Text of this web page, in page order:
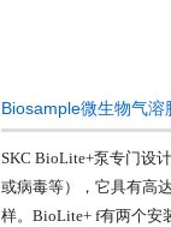
Biosample微生物气溶
SKC BioLite+泵专门设
或病毒等），它具有高
样。BioLite+ f有两个安